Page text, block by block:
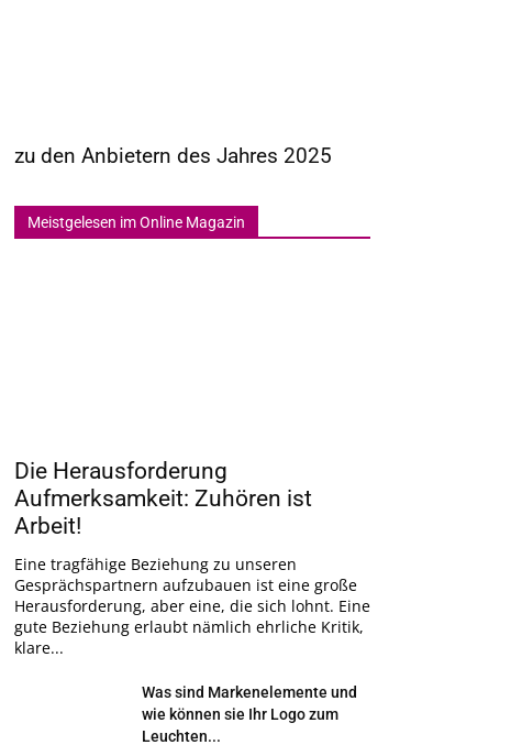
zu den Anbietern des Jahres 2025
Meistgelesen im Online Magazin
Die Herausforderung
Aufmerksamkeit: Zuhören ist
Arbeit!
Eine tragfähige Beziehung zu unseren
Gesprächspartnern aufzubauen ist eine große
Herausforderung, aber eine, die sich lohnt. Eine
gute Beziehung erlaubt nämlich ehrliche Kritik,
klare...
Was sind Markenelemente und
wie können sie Ihr Logo zum
Leuchten...